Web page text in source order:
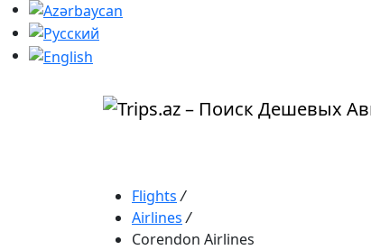
Flights /
Airlines /
Corendon Airlines